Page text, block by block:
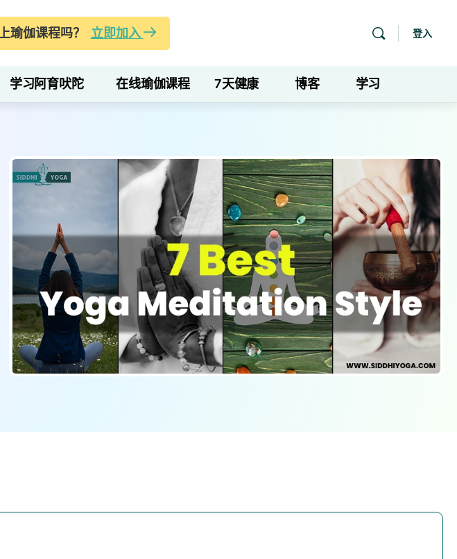
瑜伽课程吗？ 立即加入 登入
学习阿育吠陀 在线瑜伽课程 7天健康 博客 学习